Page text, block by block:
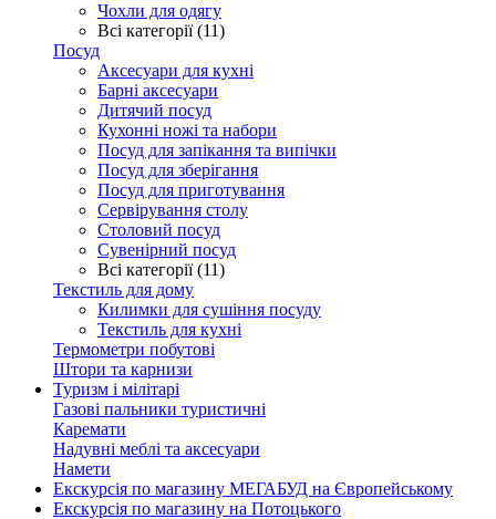
Чохли для одягу
Всі категорії (11)
Посуд
Аксесуари для кухні
Барні аксесуари
Дитячий посуд
Кухонні ножі та набори
Посуд для запікання та випічки
Посуд для зберігання
Посуд для приготування
Сервірування столу
Столовий посуд
Сувенірний посуд
Всі категорії (11)
Текстиль для дому
Килимки для сушіння посуду
Текстиль для кухні
Термометри побутові
Штори та карнизи
Туризм і мілітарі
Газові пальники туристичні
Каремати
Надувні меблі та аксесуари
Намети
Екскурсія по магазину МЕГАБУД на Європейському
Екскурсія по магазину на Потоцького